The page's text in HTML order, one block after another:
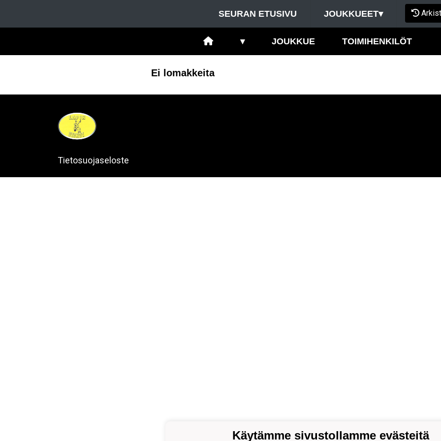
SEURAN ETUSIVU JOUKKUEET▾
▾ JOUKKUE TOIMIHENKILÖT
Ei lomakkeita
Tietosuojaseloste
Käytämme sivustollamme evästeitä